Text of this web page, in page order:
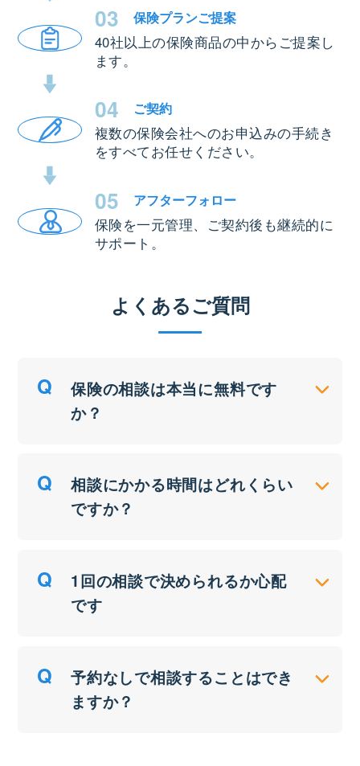
03 保険プランご提案
40社以上の保険商品の中からご提案し
ます。
04 ご契約
複数の保険会社へのお申込みの手続き
をすべてお任せください。
05 アフターフォロー
保険を一元管理、ご契約後も継続的に
サポート。
よくあるご質問
保険の相談は本当に無料です
か？
相談にかかる時間はどれくらい
ですか？
1回の相談で決められるか心配
です
予約なしで相談することはでき
ますか？